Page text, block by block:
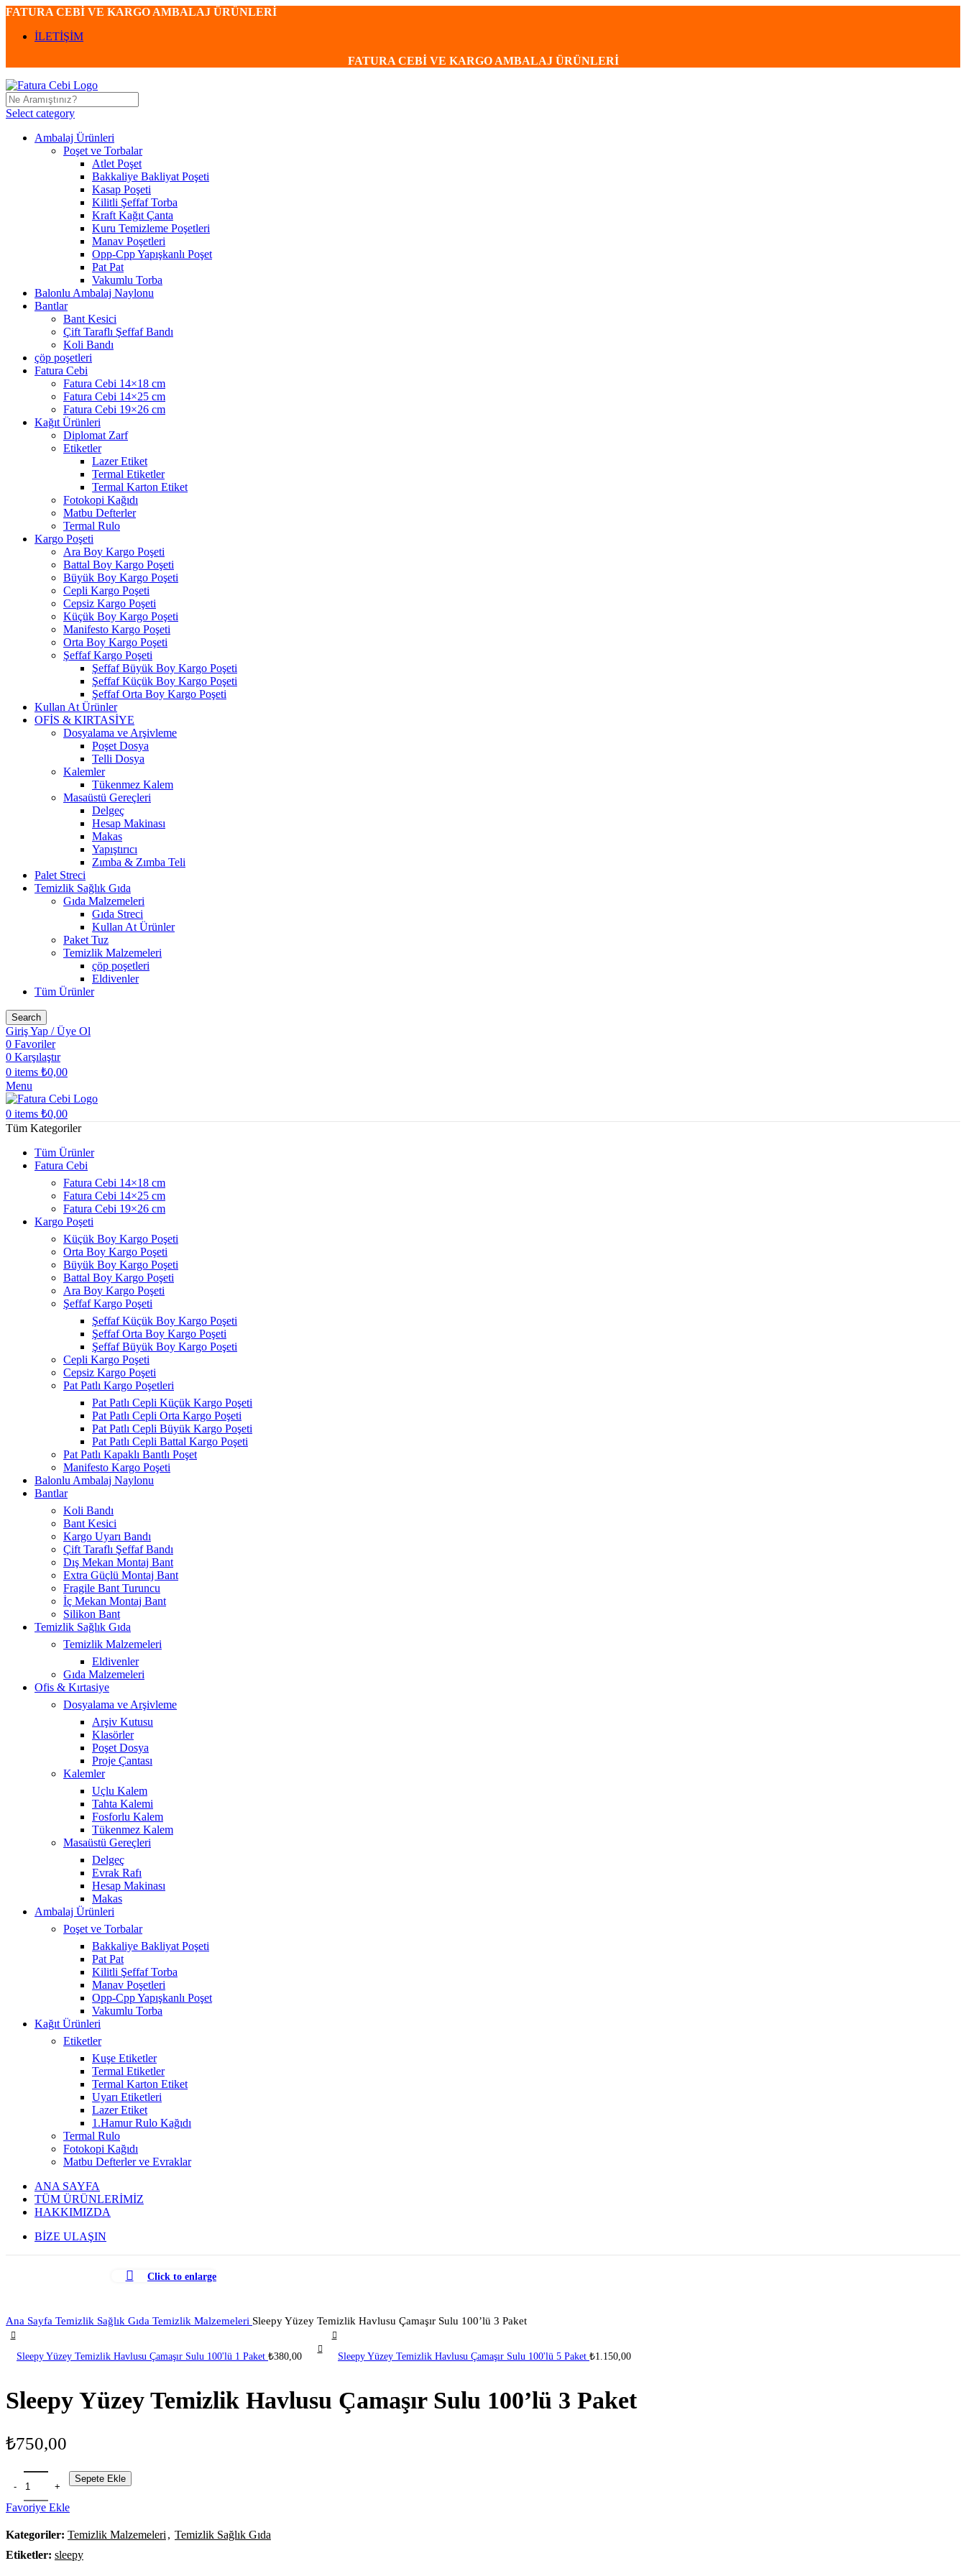
FATURA CEBİ VE KARGO AMBALAJ ÜRÜNLERİ
İLETİŞİM
FATURA CEBİ VE KARGO AMBALAJ ÜRÜNLERİ
Select category
Ambalaj Ürünleri
Poşet ve Torbalar
Atlet Poşet
Bakkaliye Bakliyat Poşeti
Kasap Poşeti
Kilitli Şeffaf Torba
Kraft Kağıt Çanta
Kuru Temizleme Poşetleri
Manav Poşetleri
Opp-Cpp Yapışkanlı Poşet
Pat Pat
Vakumlu Torba
Balonlu Ambalaj Naylonu
Bantlar
Bant Kesici
Çift Taraflı Şeffaf Bandı
Koli Bandı
çöp poşetleri
Fatura Cebi
Fatura Cebi 14×18 cm
Fatura Cebi 14×25 cm
Fatura Cebi 19×26 cm
Kağıt Ürünleri
Diplomat Zarf
Etiketler
Lazer Etiket
Termal Etiketler
Termal Karton Etiket
Fotokopi Kağıdı
Matbu Defterler
Termal Rulo
Kargo Poşeti
Ara Boy Kargo Poşeti
Battal Boy Kargo Poşeti
Büyük Boy Kargo Poşeti
Cepli Kargo Poşeti
Cepsiz Kargo Poşeti
Küçük Boy Kargo Poşeti
Manifesto Kargo Poşeti
Orta Boy Kargo Poşeti
Şeffaf Kargo Poşeti
Şeffaf Büyük Boy Kargo Poşeti
Şeffaf Küçük Boy Kargo Poşeti
Şeffaf Orta Boy Kargo Poşeti
Kullan At Ürünler
OFİS & KIRTASİYE
Dosyalama ve Arşivleme
Poşet Dosya
Telli Dosya
Kalemler
Tükenmez Kalem
Masaüstü Gereçleri
Delgeç
Hesap Makinası
Makas
Yapıştırıcı
Zımba & Zımba Teli
Palet Streci
Temizlik Sağlık Gıda
Gıda Malzemeleri
Gıda Streci
Kullan At Ürünler
Paket Tuz
Temizlik Malzemeleri
çöp poşetleri
Eldivenler
Tüm Ürünler
Search
Giriş Yap / Üye Ol
0 Favoriler
0 Karşılaştır
0 items ₺0,00
Menu
0 items ₺0,00
Tüm Kategoriler
Tüm Ürünler
Fatura Cebi
Fatura Cebi 14×18 cm
Fatura Cebi 14×25 cm
Fatura Cebi 19×26 cm
Kargo Poşeti
Küçük Boy Kargo Poşeti
Orta Boy Kargo Poşeti
Büyük Boy Kargo Poşeti
Battal Boy Kargo Poşeti
Ara Boy Kargo Poşeti
Şeffaf Kargo Poşeti
Şeffaf Küçük Boy Kargo Poşeti
Şeffaf Orta Boy Kargo Poşeti
Şeffaf Büyük Boy Kargo Poşeti
Cepli Kargo Poşeti
Cepsiz Kargo Poşeti
Pat Patlı Kargo Poşetleri
Pat Patlı Cepli Küçük Kargo Poşeti
Pat Patlı Cepli Orta Kargo Poşeti
Pat Patlı Cepli Büyük Kargo Poşeti
Pat Patlı Cepli Battal Kargo Poşeti
Pat Patlı Kapaklı Bantlı Poşet
Manifesto Kargo Poşeti
Balonlu Ambalaj Naylonu
Bantlar
Koli Bandı
Bant Kesici
Kargo Uyarı Bandı
Çift Taraflı Şeffaf Bandı
Dış Mekan Montaj Bant
Extra Güçlü Montaj Bant
Fragile Bant Turuncu
İç Mekan Montaj Bant
Silikon Bant
Temizlik Sağlık Gıda
Temizlik Malzemeleri
Eldivenler
Gıda Malzemeleri
Ofis & Kırtasiye
Dosyalama ve Arşivleme
Arşiv Kutusu
Klasörler
Poşet Dosya
Proje Çantası
Kalemler
Uçlu Kalem
Tahta Kalemi
Fosforlu Kalem
Tükenmez Kalem
Masaüstü Gereçleri
Delgeç
Evrak Rafı
Hesap Makinası
Makas
Ambalaj Ürünleri
Poşet ve Torbalar
Bakkaliye Bakliyat Poşeti
Pat Pat
Kilitli Şeffaf Torba
Manav Poşetleri
Opp-Cpp Yapışkanlı Poşet
Vakumlu Torba
Kağıt Ürünleri
Etiketler
Kuşe Etiketler
Termal Etiketler
Termal Karton Etiket
Uyarı Etiketleri
Lazer Etiket
1.Hamur Rulo Kağıdı
Termal Rulo
Fotokopi Kağıdı
Matbu Defterler ve Evraklar
ANA SAYFA
TÜM ÜRÜNLERİMİZ
HAKKIMIZDA
BİZE ULAŞIN
Click to enlarge
Ana Sayfa Temizlik Sağlık Gıda Temizlik Malzemeleri Sleepy Yüzey Temizlik Havlusu Çamaşır Sulu 100’lü 3 Paket
Sleepy Yüzey Temizlik Havlusu Çamaşır Sulu 100'lü 1 Paket ₺380,00 Sleepy Yüzey Temizlik Havlusu Çamaşır Sulu 100'lü 5 Paket ₺1.150,00
Sleepy Yüzey Temizlik Havlusu Çamaşır Sulu 100’lü 3 Paket
₺750,00
Sepete Ekle
Favoriye Ekle
Kategoriler: Temizlik Malzemeleri , Temizlik Sağlık Gıda
Etiketler: sleepy